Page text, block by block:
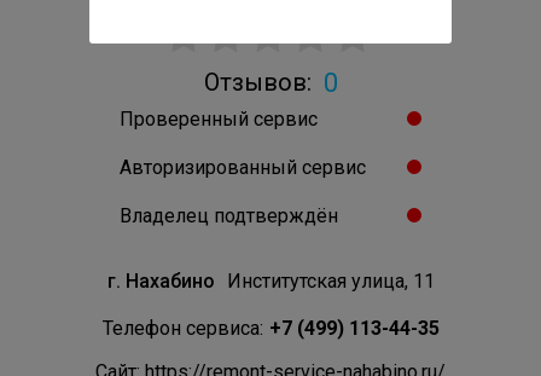
Отзывов: 0
Проверенный сервис
Авторизированный сервис
Владелец подтверждён
г. Нахабино Институтская улица, 11
Телефон сервиса: +7 (499) 113-44-35
Сайт: https://remont-service-nahabino.ru/